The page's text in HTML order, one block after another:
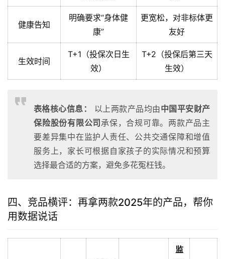
健康告知
明确要求“身体健
康”
更宽松，对非标体更
友好
生效时间
T+1（投保次日生
效）
T+2（投保后第三天
生效）
表格核心信息： 以上两款产品均由中国平安财产
保险股份有限公司承保，合规可靠。两款产品主
要差异集中在监护人责任、公共交通保障和增值
服务上，家长可根据自家孩子的实际情况和预算
选择最合适的方案，避免多花冤枉钱。
四、竞品横评：再拿两款2025年的产品，帮你
用数据说话
监